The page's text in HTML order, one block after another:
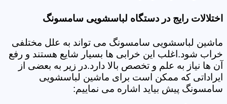
اختلالات رایج در دستگاه لباسشویی سامسونگ
ماشین لباسشویی سامسونگ می تواند به علل مختلفی
خراب شود.اغلب این خرابی ها بسیار شایع هستند و رفع
آن ها نیاز به علم و تخصص بالا دارد.در زیر به بعضی از
ایراداتی که ممکن است برای ماشین لباسشویی
سامسونگ پیش بیاید اشاره می نماییم: